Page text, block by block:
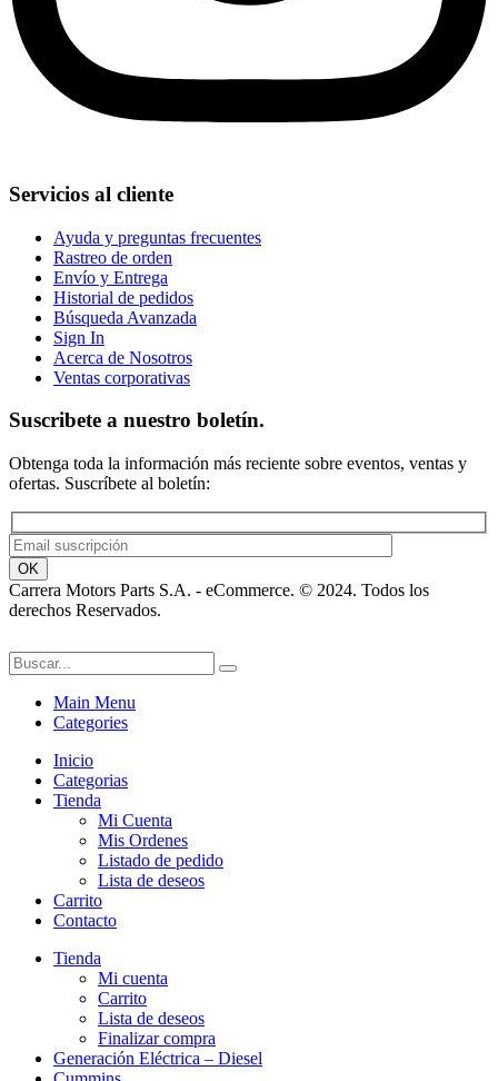
Servicios al cliente
Ayuda y preguntas frecuentes
Rastreo de orden
Envío y Entrega
Historial de pedidos
Búsqueda Avanzada
Sign In
Acerca de Nosotros
Ventas corporativas
Suscribete a nuestro boletín.
Obtenga toda la información más reciente sobre eventos, ventas y
ofertas. Suscríbete al boletín:
Carrera Motors Parts S.A. - eCommerce. © 2024. Todos los
derechos Reservados.
Main Menu
Categories
Inicio
Categorias
Tienda
Mi Cuenta
Mis Ordenes
Listado de pedido
Lista de deseos
Carrito
Contacto
Tienda
Mi cuenta
Carrito
Lista de deseos
Finalizar compra
Generación Eléctrica – Diesel